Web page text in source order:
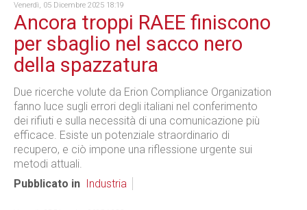
Venerdì, 05 Dicembre 2025 18:19
Ancora troppi RAEE finiscono
per sbaglio nel sacco nero
della spazzatura
Due ricerche volute da Erion Compliance Organization
fanno luce sugli errori degli italiani nel conferimento
dei rifiuti e sulla necessità di una comunicazione più
efficace. Esiste un potenziale straordinario di
recupero, e ciò impone una riflessione urgente sui
metodi attuali.
Pubblicato in
Industria